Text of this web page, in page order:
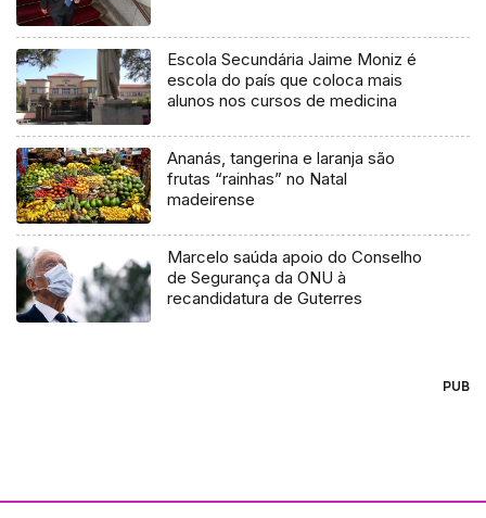
Escola Secundária Jaime Moniz é
escola do país que coloca mais
alunos nos cursos de medicina
Ananás, tangerina e laranja são
frutas “rainhas” no Natal
madeirense
Marcelo saúda apoio do Conselho
de Segurança da ONU à
recandidatura de Guterres
PUB